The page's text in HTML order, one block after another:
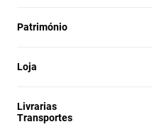
Património
Loja
Livrarias
Transportes